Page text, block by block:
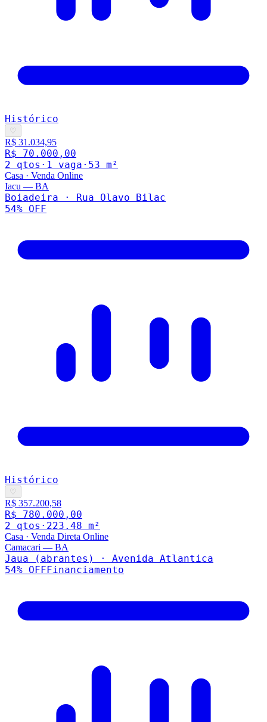
Histórico
♡
R$ 31.034,95
R$ 70.000,00
2 qtos · 1 vaga · 53 m²
Casa · Venda Online
Iacu — BA
Boiadeira · Rua Olavo Bilac
54% OFF
Histórico
♡
R$ 357.200,58
R$ 780.000,00
2 qtos · 223.48 m²
Casa · Venda Direta Online
Camacari — BA
Jaua (abrantes) · Avenida Atlantica
54% OFFFinanciamento